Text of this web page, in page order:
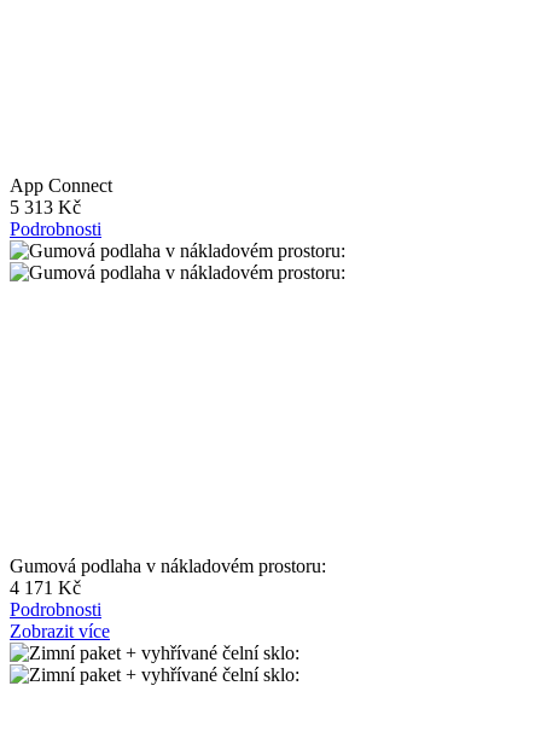
App Connect
5 313 Kč
Podrobnosti
Gumová podlaha v nákladovém prostoru:
4 171 Kč
Podrobnosti
Zobrazit více